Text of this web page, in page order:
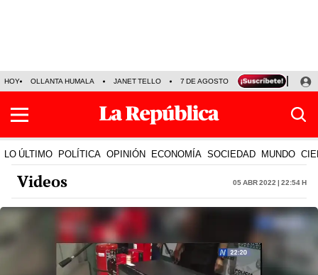
HOY OLLANTA HUMALA JANET TELLO 7 DE AGOSTO TINKA RESULTADOS
LO ÚLTIMO POLÍTICA OPINIÓN ECONOMÍA SOCIEDAD MUNDO
Videos 05 Abr 2022 | 22:54 h